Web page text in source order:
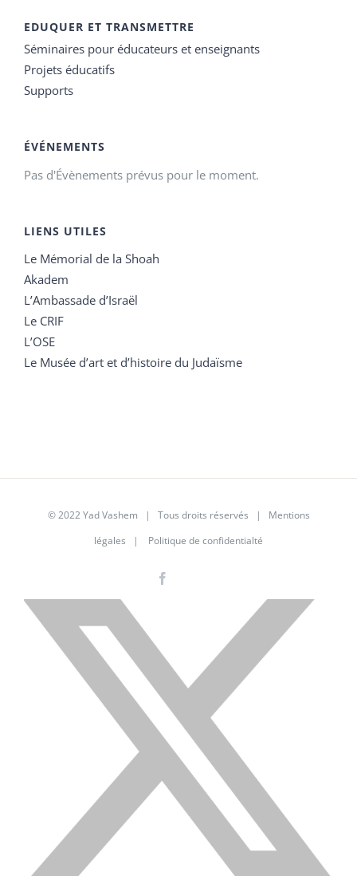
EDUQUER ET TRANSMETTRE
Séminaires pour éducateurs et enseignants
Projets éducatifs
Supports
ÉVÉNEMENTS
Pas d'Évènements prévus pour le moment.
LIENS UTILES
Le Mémorial de la Shoah
Akadem
L’Ambassade d’Israël
Le CRIF
L’OSE
Le Musée d’art et d’histoire du Judaïsme
© 2022 Yad Vashem | Tous droits réservés | Mentions
légales | Politique de confidentialté